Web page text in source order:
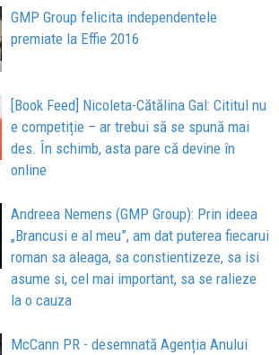
GMP Group felicita independentele
premiate la Effie 2016
[Book Feed] Nicoleta-Cătălina Gal: Cititul nu
e competiție – ar trebui să se spună mai
des. În schimb, asta pare că devine în
online
Andreea Nemens (GMP Group): Prin ideea
„Brancusi e al meu”, am dat puterea fiecarui
roman sa aleaga, sa constientizeze, sa isi
asume si, cel mai important, sa se ralieze
la o cauza
McCann PR - desemnată Agenția Anului